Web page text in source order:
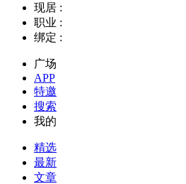
现居 :
职业 :
绑定 :
广场
APP
特邀
搜索
我的
精选
最新
文章